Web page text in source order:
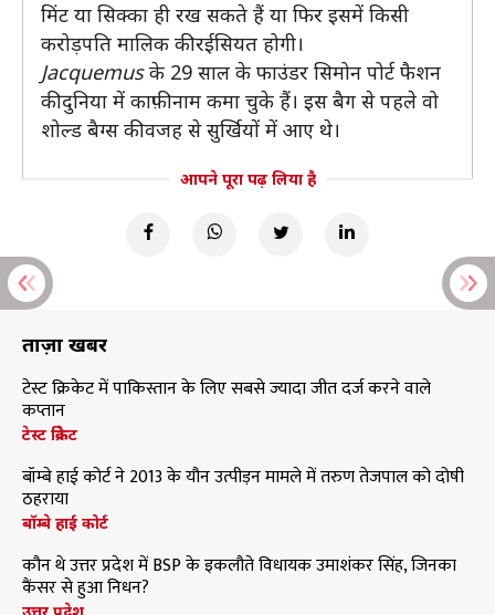
मिंट या सिक्का ही रख सकते हैं या फिर इसमें किसी
करोड़पति मालिक की रईसियत होगी।
Jacquemusके 29 साल के फाउंडर सिमोन पोर्ट फैशन
की दुनिया में काफ़ी नाम कमा चुके हैं। इस बैग से पहले वो
शोल्ड बैग्स की वजह से सुर्खियों में आए थे।
आपने पूरा पढ़ लिया है
ताज़ा खबरें
टेस्ट क्रिकेट में पाकिस्तान के लिए सबसे ज्यादा जीत दर्ज करने वाले
कप्तान
टेस्ट क्रिकेट
बॉम्बे हाई कोर्ट ने 2013 के यौन उत्पीड़न मामले में तरुण तेजपाल को दोषी
ठहराया
बॉम्बे हाई कोर्ट
कौन थे उत्तर प्रदेश में BSP के इकलौते विधायक उमाशंकर सिंह, जिनका
कैंसर से हुआ निधन?